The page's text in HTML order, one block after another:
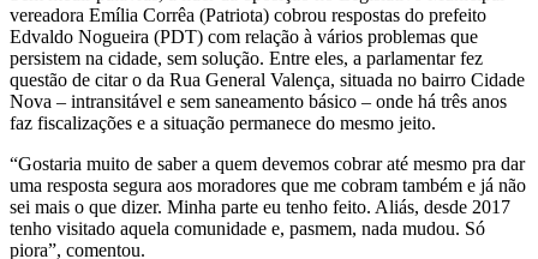
vereadora Emília Corrêa (Patriota) cobrou respostas do prefeito
Edvaldo Nogueira (PDT) com relação à vários problemas que
persistem na cidade, sem solução. Entre eles, a parlamentar fez
questão de citar o da Rua General Valença, situada no bairro Cidade
Nova – intransitável e sem saneamento básico – onde há três anos
faz fiscalizações e a situação permanece do mesmo jeito.
“Gostaria muito de saber a quem devemos cobrar até mesmo pra dar
uma resposta segura aos moradores que me cobram também e já não
sei mais o que dizer. Minha parte eu tenho feito. Aliás, desde 2017
tenho visitado aquela comunidade e, pasmem, nada mudou. Só
piora”, comentou.